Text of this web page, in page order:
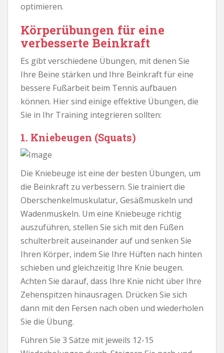
optimieren.
Körperübungen für eine
verbesserte Beinkraft
Es gibt verschiedene Übungen, mit denen Sie
Ihre Beine stärken und Ihre Beinkraft für eine
bessere Fußarbeit beim Tennis aufbauen
können. Hier sind einige effektive Übungen, die
Sie in Ihr Training integrieren sollten:
1. Kniebeugen (Squats)
Die Kniebeuge ist eine der besten Übungen, um
die Beinkraft zu verbessern. Sie trainiert die
Oberschenkelmuskulatur, Gesäßmuskeln und
Wadenmuskeln. Um eine Kniebeuge richtig
auszuführen, stellen Sie sich mit den Füßen
schulterbreit auseinander auf und senken Sie
Ihren Körper, indem Sie Ihre Hüften nach hinten
schieben und gleichzeitig Ihre Knie beugen.
Achten Sie darauf, dass Ihre Knie nicht über Ihre
Zehenspitzen hinausragen. Drücken Sie sich
dann mit den Fersen nach oben und wiederholen
Sie die Übung.
Führen Sie 3 Sätze mit jeweils 12-15